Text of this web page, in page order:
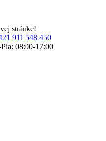
stránke!
911 548 450
08:00-17:00